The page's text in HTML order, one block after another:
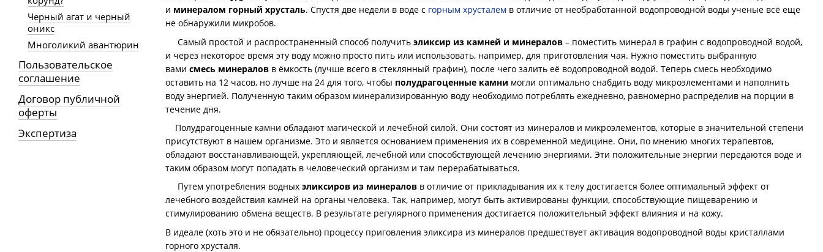
и минералом горный хрусталь. Спустя две недели в воде с горным хрусталем в отличие от необработанной водопроводной воды ученые всё еще
не обнаружили микробов.
Самый простой и распространенный способ получить эликсир из камней и минералов – поместить минерал в графин с водопроводной водой,
и через некоторое время эту воду можно просто пить или использовать, например, для приготовления чая. Нужно поместить выбранную
вами смесь минералов в ёмкость (лучше всего в стеклянный графин), после чего залить её водопроводной водой. Теперь смесь необходимо
оставить на 12 часов, но лучше на 24 для того, чтобы полудрагоценные камни могли оптимально снабдить воду микроэлементами и наполнить
воду энергией. Полученную таким образом минерализированную воду необходимо потреблять ежедневно, равномерно распределив на порции в
течение дня.
Полудрагоценные камни обладают магической и лечебной силой. Они состоят из минералов и микроэлементов, которые в значительной степени
присутствуют в нашем организме. Это и является основанием применения их в современной медицине. Они, по мнению многих терапевтов,
обладают восстанавливающей, укрепляющей, лечебной или способствующей лечению энергиями. Эти положительные энергии передаются воде и
таким образом могут попадать в человеческий организм и там перерабатываться.
Путем употребления водных эликсиров из минералов в отличие от прикладывания их к телу достигается более оптимальный эффект от
лечебного воздействия камней на органы человека. Так, например, могут быть активированы функции, способствующие пищеварению и
стимулированию обмена веществ. В результате регулярного применения достигается положительный эффект влияния и на кожу.
В идеале (хоть это и не обязательно) процессу приговления эликсира из минералов предшествует активация водопроводной воды кристаллами
горного хрусталя.
Черный агат и черный
оникс
Многоликий авантюрин
Пользовательское
соглашение
Договор публичной
оферты
Экспертиза